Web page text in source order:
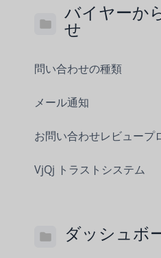
バイヤーか
せ
問い合わせの種類
メール通知
お問い合わせレビュープ
VjQj トラストシステム
ダッシュボ